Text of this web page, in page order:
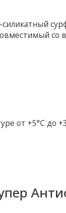
со
от +5°С до